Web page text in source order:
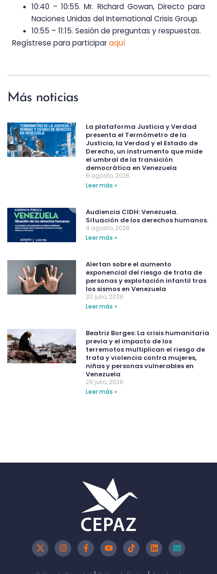
10:40 – 10:55. Mr. Richard Gowan, Directo para
Naciones Unidas del International Crisis Group.
10:55 – 11:15. Sesión de preguntas y respuestas.
Regístrese para participaraquí
Más noticias
La plataforma Justicia y Verdad
presenta el Termómetro de la
Justicia, la Verdad y el Estado de
Derecho, un instrumento que mide
el umbral de la transición
democrática en Venezuela
6 agosto, 2026
Leer más »
Audiencia CIDH: Venezuela.
Situación de los derechos humanos.
4 agosto, 2026
Leer más »
Alertan sobre el aumento
exponencial del riesgo de trata de
personas y explotación infantil tras
los sismos en Venezuela
30 julio, 2026
Leer más »
Beatriz Borges: La crisis humanitaria
previa y el impacto de los
terremotos multiplican el riesgo de
trata y violencia contra mujeres,
niñas y personas vulnerables en
Venezuela
29 julio, 2026
Leer más »